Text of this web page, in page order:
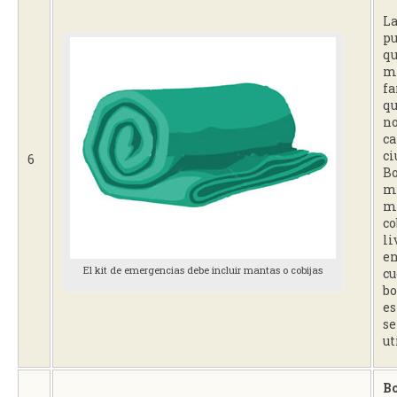
6
El kit de emergencias debe incluir mantas o cobijas